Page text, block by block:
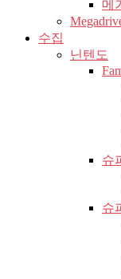
메
수집
닌텐도
슈
슈